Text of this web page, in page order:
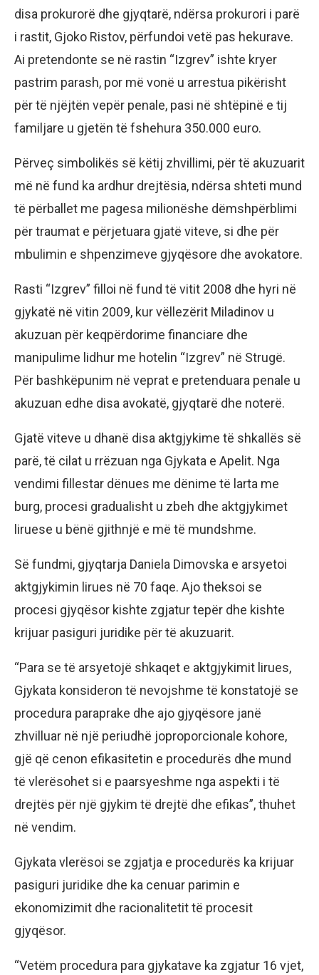
disa prokurorë dhe gjyqtarë, ndërsa prokurori i parë
i rastit, Gjoko Ristov, përfundoi vetë pas hekurave.
Ai pretendonte se në rastin “Izgrev” ishte kryer
pastrim parash, por më vonë u arrestua pikërisht
për të njëjtën vepër penale, pasi në shtëpinë e tij
familjare u gjetën të fshehura 350.000 euro.
Përveç simbolikës së këtij zhvillimi, për të akuzuarit
më në fund ka ardhur drejtësia, ndërsa shteti mund
të përballet me pagesa milionëshe dëmshpërblimi
për traumat e përjetuara gjatë viteve, si dhe për
mbulimin e shpenzimeve gjyqësore dhe avokatore.
Rasti “Izgrev” filloi në fund të vitit 2008 dhe hyri në
gjykatë në vitin 2009, kur vëllezërit Miladinov u
akuzuan për keqpërdorime financiare dhe
manipulime lidhur me hotelin “Izgrev” në Strugë.
Për bashkëpunim në veprat e pretenduara penale u
akuzuan edhe disa avokatë, gjyqtarë dhe noterë.
Gjatë viteve u dhanë disa aktgjykime të shkallës së
parë, të cilat u rrëzuan nga Gjykata e Apelit. Nga
vendimi fillestar dënues me dënime të larta me
burg, procesi gradualisht u zbeh dhe aktgjykimet
liruese u bënë gjithnjë e më të mundshme.
Së fundmi, gjyqtarja Daniela Dimovska e arsyetoi
aktgjykimin lirues në 70 faqe. Ajo theksoi se
procesi gjyqësor kishte zgjatur tepër dhe kishte
krijuar pasiguri juridike për të akuzuarit.
“Para se të arsyetojë shkaqet e aktgjykimit lirues,
Gjykata konsideron të nevojshme të konstatojë se
procedura paraprake dhe ajo gjyqësore janë
zhvilluar në një periudhë joproporcionale kohore,
gjë që cenon efikasitetin e procedurës dhe mund
të vlerësohet si e paarsyeshme nga aspekti i të
drejtës për një gjykim të drejtë dhe efikas”, thuhet
në vendim.
Gjykata vlerësoi se zgjatja e procedurës ka krijuar
pasiguri juridike dhe ka cenuar parimin e
ekonomizimit dhe racionalitetit të procesit
gjyqësor.
“Vetëm procedura para gjykatave ka zgjatur 16 vjet,